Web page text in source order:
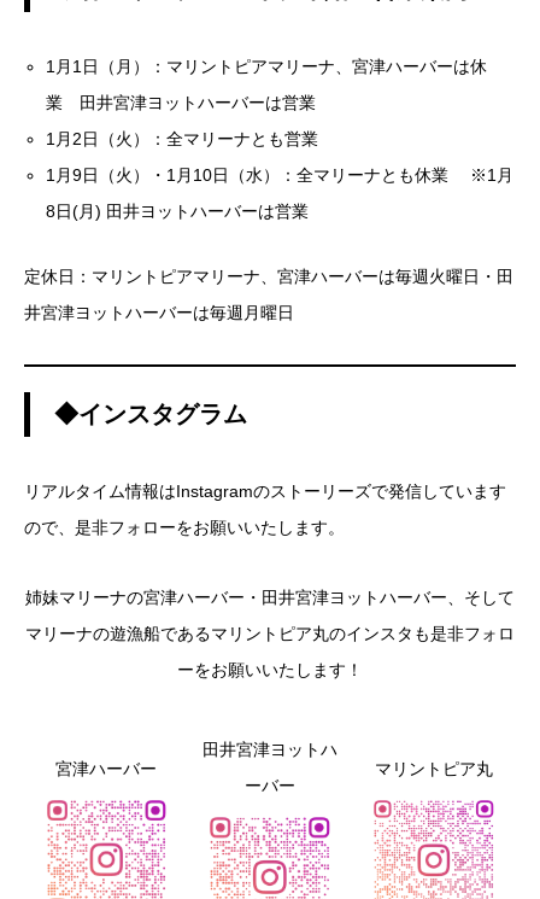
1月1日（月）：マリントピアマリーナ、宮津ハーバーは休
業 田井宮津ヨットハーバーは営業
1月2日（火）：全マリーナとも営業
1月9日（火）・1月10日（水）：全マリーナとも休業 ※1月
8日(月) 田井ヨットハーバーは営業
定休日：マリントピアマリーナ、宮津ハーバーは毎週火曜日・田
井宮津ヨットハーバーは毎週月曜日
◆インスタグラム
リアルタイム情報はInstagramのストーリーズで発信しています
ので、是非フォローをお願いいたします。
姉妹マリーナの宮津ハーバー・田井宮津ヨットハーバー、そして
マリーナの遊漁船であるマリントピア丸のインスタも是非フォロ
ーをお願いいたします！
宮津ハーバー
田井宮津ヨットハ
ーバー
マリントピア丸